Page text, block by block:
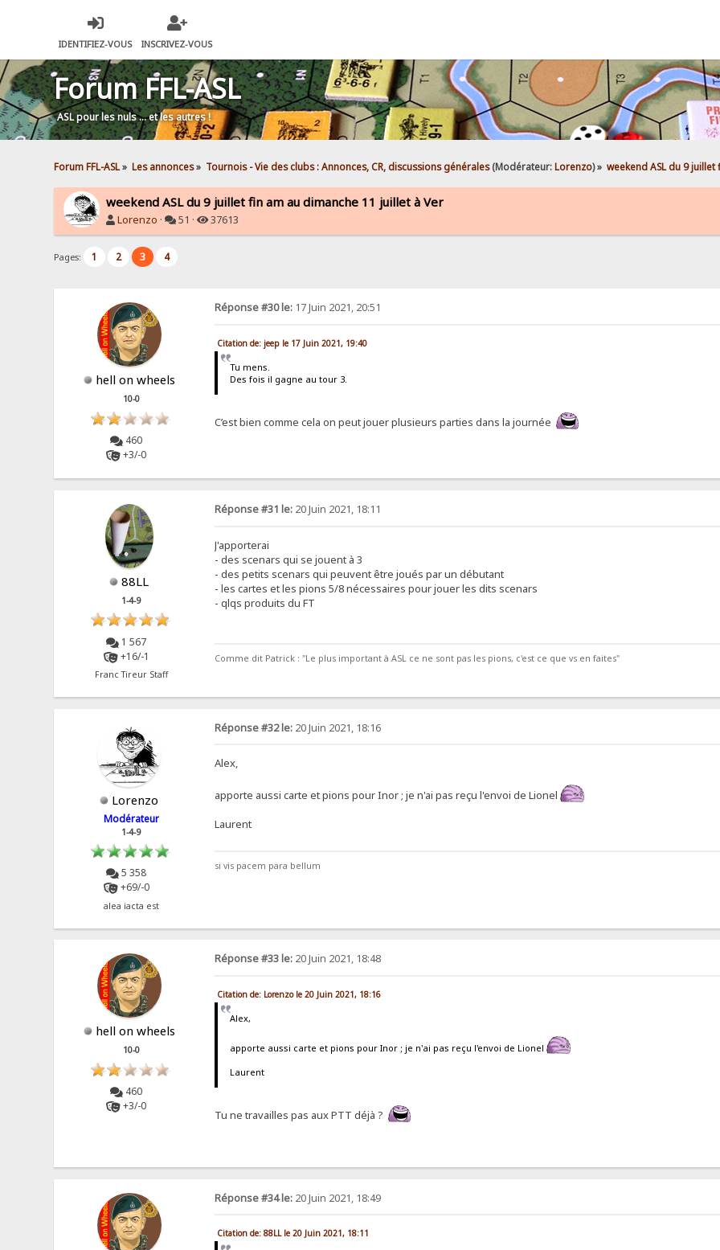
IDENTIFIEZ-VOUS INSCRIVEZ-VOUS
Forum FFL-ASL
ASL pour les nuls … et les autres !
Forum FFL-ASL» Les annonces» Tournois - Vie des clubs : Annonces, CR, discussions générales(Modérateur:Lorenzo) » weekend ASL du 9
weekend ASL du 9 juillet fin am au dimanche 11 juillet à Ver
Lorenzo · 51 · 37613
Pages: 1 2 3 4
hell on wheels
10-0
460
+3/-0
Réponse #30 le:17 Juin 2021, 20:51
Citation de: jeep le 17 Juin 2021, 19:40
Tu mens.
Des fois il gagne au tour 3.
C’est bien comme cela on peut jouer plusieurs parties dans la journée
88LL
1-4-9
1 567
+16/-1
Franc Tireur Staff
Réponse #31 le:20 Juin 2021, 18:11
J'apporterai
- des scenars qui se jouent à 3
- des petits scenars qui peuvent être joués par un débutant
- les cartes et les pions 5/8 nécessaires pour jouer les dits scenars
- qlqs produits du FT
Comme dit Patrick : "Le plus important à ASL ce ne sont pas les pions, c'est ce que vs en faites"
Lorenzo
Modérateur
1-4-9
5 358
+69/-0
alea iacta est
Réponse #32 le:20 Juin 2021, 18:16
Alex,
apporte aussi carte et pions pour Inor ; je n'ai pas reçu l'envoi de Lionel
Laurent
si vis pacem para bellum
hell on wheels
10-0
460
+3/-0
Réponse #33 le:20 Juin 2021, 18:48
Citation de: Lorenzo le 20 Juin 2021, 18:16
Alex,
apporte aussi carte et pions pour Inor ; je n'ai pas reçu l'envoi de Lionel
Laurent
Tu ne travailles pas aux PTT déjà ?
Réponse #34 le:20 Juin 2021, 18:49
Citation de: 88LL le 20 Juin 2021, 18:11